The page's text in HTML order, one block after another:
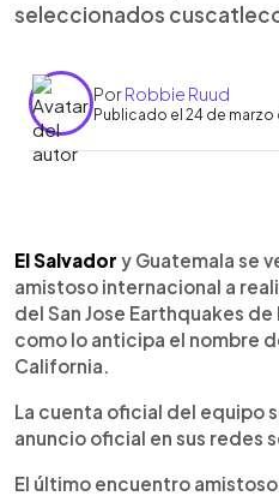
seleccionados
PorRobbie Ruud
Publicado el 24 de marzo
Escuchar artículo
El Salvador y Guatemala se
amistoso internacional a
del San Jose Earthquakes
como lo anticipa el nombre
California.
La cuenta oficial del equipo
anuncio oficial en sus redes
El último encuentro